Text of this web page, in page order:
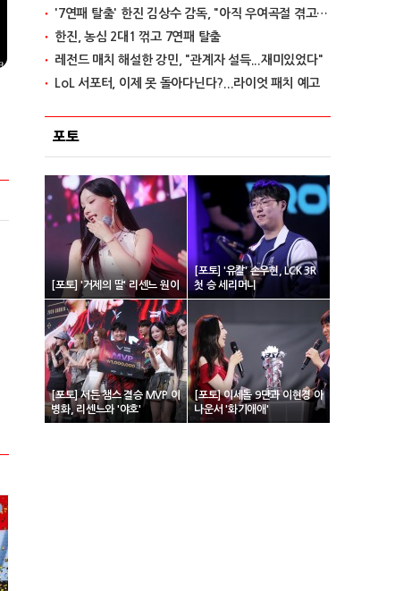
'7연패 탈출' 한진 김상수 감독, "아직 우여곡절 겪고 있다"
한진, 농심 2대1 꺾고 7연패 탈출
레전드 매치 해설한 강민, "관계자 설득...재미있었다"
LoL 서포터, 이제 못 돌아다닌다?...라이엇 패치 예고
포토
[포토] '거제의 딸' 리센느 원이
[포토] '유칼' 손우현, LCK 3R
첫 승 세리머니
[포토] 서든 챔스 결승 MVP 이
병화, 리센느와 '야호'
[포토] 이세돌 9단과 이현경 아
나운서 '화기애애'